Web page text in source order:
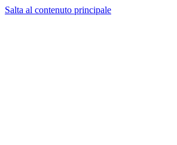
Salta al contenuto principale